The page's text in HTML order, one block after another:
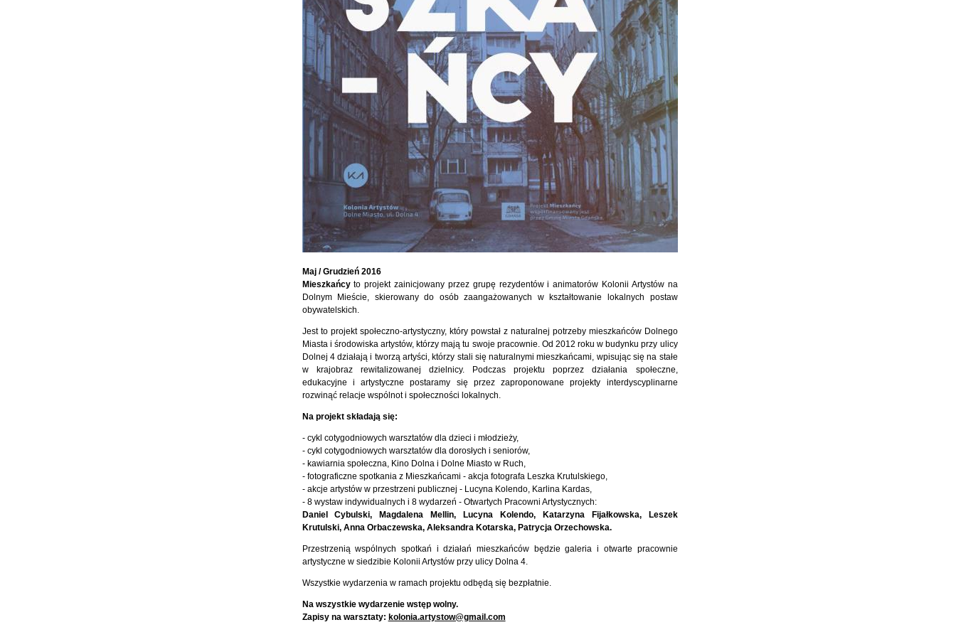
Maj / Grudzień 2016
Mieszkańcyto projekt zainicjowany przez grupę rezydentów i animatorów Kolonii Artystów na
Dolnym Mieście, skierowany do osób zaangażowanych w kształtowanie lokalnych postaw
obywatelskich.
Jest to projekt społeczno-artystyczny, który powstał z naturalnej potrzeby mieszkańców Dolnego
Miasta i środowiska artystów, którzy mają tu swoje pracownie. Od 2012 roku w budynku przy ulicy
Dolnej 4 działają i tworzą artyści, którzy stali się naturalnymi mieszkańcami, wpisując się na stałe
w krajobraz rewitalizowanej dzielnicy. Podczas projektu poprzez działania społeczne,
edukacyjne i artystyczne postaramy się przez zaproponowane projekty interdyscyplinarne
rozwinąć relacje wspólnot i społeczności lokalnych.
Na projekt składają się:
- cykl cotygodniowych warsztatów dla dzieci i młodzieży,
- cykl cotygodniowych warsztatów dla dorosłych i seniorów,
- kawiarnia społeczna, Kino Dolna i Dolne Miasto w Ruch,
- fotograficzne spotkania z Mieszkańcami - akcja fotografa Leszka Krutulskiego,
- akcje artystów w przestrzeni publicznej - Lucyna Kolendo, Karlina Kardas,
- 8 wystaw indywidualnych i 8 wydarzeń - Otwartych Pracowni Artystycznych:
Daniel Cybulski, Magdalena Mellin, Lucyna Kolendo, Katarzyna Fijałkowska, Leszek
Krutulski, Anna Orbaczewska, Aleksandra Kotarska, Patrycja Orzechowska.
Przestrzenią wspólnych spotkań i działań mieszkańców będzie galeria i otwarte pracownie
artystyczne w siedzibie Kolonii Artystów przy ulicy Dolna 4.
Wszystkie wydarzenia w ramach projektu odbędą się bezpłatnie.
Na wszystkie wydarzenie wstęp wolny.
Zapisy na warsztaty: kolonia.artystow@gmail.com